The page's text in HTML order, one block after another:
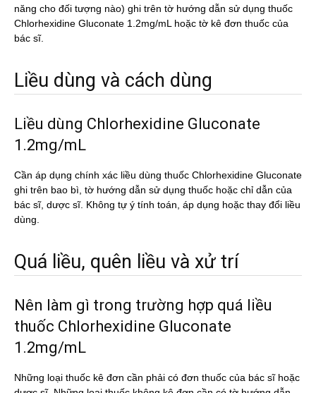
năng cho đối tượng nào) ghi trên tờ hướng dẫn sử dụng thuốc
Chlorhexidine Gluconate 1.2mg/mL hoặc tờ kê đơn thuốc của
bác sĩ.
Liều dùng và cách dùng
Liều dùng Chlorhexidine Gluconate
1.2mg/mL
Cần áp dụng chính xác liều dùng thuốc Chlorhexidine Gluconate
ghi trên bao bì, tờ hướng dẫn sử dụng thuốc hoặc chỉ dẫn của
bác sĩ, dược sĩ. Không tự ý tính toán, áp dụng hoặc thay đổi liều
dùng.
Quá liều, quên liều và xử trí
Nên làm gì trong trường hợp quá liều
thuốc Chlorhexidine Gluconate
1.2mg/mL
Những loại thuốc kê đơn cần phải có đơn thuốc của bác sĩ hoặc